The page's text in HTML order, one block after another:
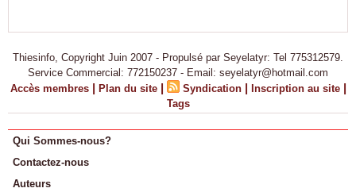
Thiesinfo, Copyright Juin 2007 - Propulsé par Seyelatyr: Tel 775312579.
Service Commercial: 772150237 - Email: seyelatyr@hotmail.com
Accès membres | Plan du site | Syndication | Inscription au site |
Tags
Qui Sommes-nous?
Contactez-nous
Auteurs